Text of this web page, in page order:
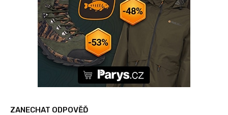
ZANECHAT ODPOVĚĎ